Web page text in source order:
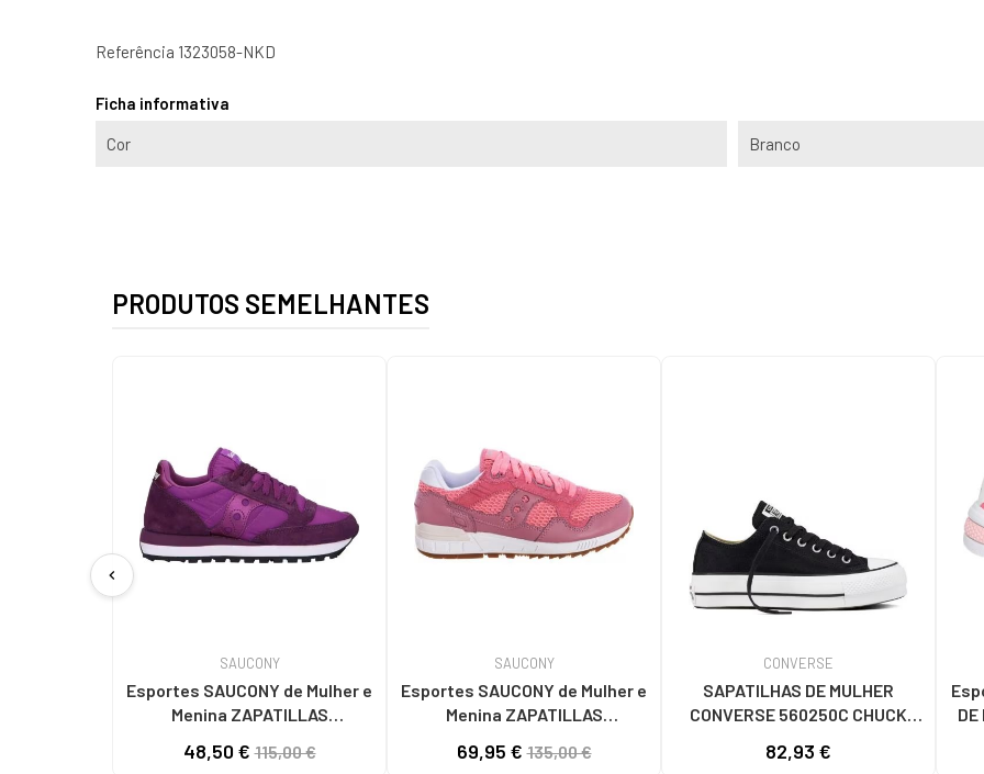
Referência 1323058-NKD
Ficha informativa
Cor Branco
PRODUTOS SEMELHANTES
chevron_left
SAUCONY
Esportes SAUCONY de Mulher e
Menina ZAPATILLAS
S1044 HOMBRE MORADO
48,50 €115,00 €
SAUCONY
Esportes SAUCONY de Mulher e
Menina ZAPATILLAS
SHADOW 5000 - S60719
69,95 €135,00 €
CONVERSE
SAPATILHAS DE MULHER
CONVERSE 560250C CHUCK
PLATFORM CANVAS LOW BLACK
82,93 €
DE